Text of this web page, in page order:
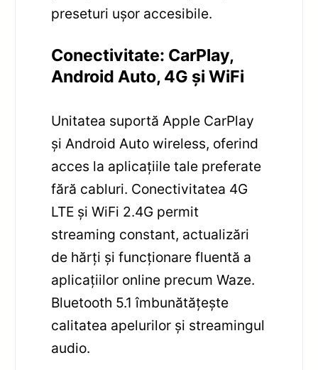
preseturi ușor accesibile.
Conectivitate: CarPlay,
Android Auto, 4G și WiFi
Unitatea suportă Apple CarPlay
și Android Auto wireless, oferind
acces la aplicațiile tale preferate
fără cabluri. Conectivitatea 4G
LTE și WiFi 2.4G permit
streaming constant, actualizări
de hărți și funcționare fluentă a
aplicațiilor online precum Waze.
Bluetooth 5.1 îmbunătățește
calitatea apelurilor și streamingul
audio.